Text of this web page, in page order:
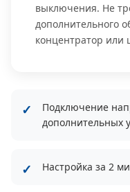
выключения. Не
дополнительного
концентратор или
Подключение
дополнительных
Настройка за 2